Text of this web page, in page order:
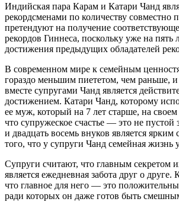
Индийская пара Карам и Катари Чанд
рекордсменами по количеству совместно
претендуют на получение
рекордов Гиннеса, поскольку уже на пять
достижения предыдущих обладателей
В современном мире к семейным
гораздо меньшим пиететом, чем раньше,
вместе супругами Чанд является
достижением. Катари Чанд, которому
ее муж, который на 7 лет старше, на
что супружеское счастье — это не пустой
и двадцать восемь внуков является ярким
того, что у супруги Чанд семейная жизнь
Супруги считают, что главным секретом
является ежедневная забота друг о друге.
что главное для него — это
ради которых он даже готов быть